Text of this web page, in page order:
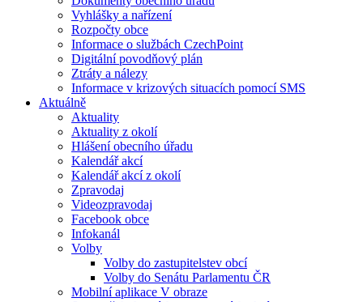
Vyhlášky a nařízení
Rozpočty obce
Informace o službách CzechPoint
Digitální povodňový plán
Ztráty a nálezy
Informace v krizových situacích pomocí SMS
Aktuálně
Aktuality
Aktuality z okolí
Hlášení obecního úřadu
Kalendář akcí
Kalendář akcí z okolí
Zpravodaj
Videozpravodaj
Facebook obce
Infokanál
Volby
Volby do zastupitelstev obcí
Volby do Senátu Parlamentu ČR
Mobilní aplikace V obraze